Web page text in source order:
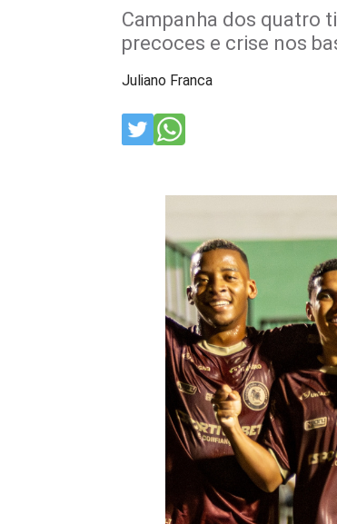
Campanha dos quatro
precoces e crise nos
Juliano Franca